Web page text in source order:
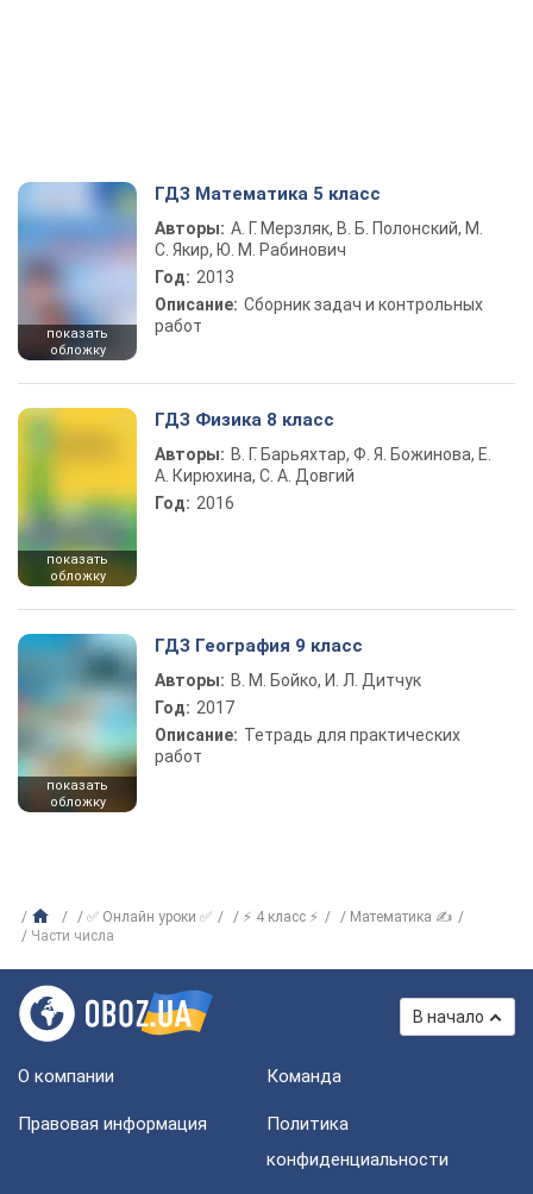
показать
обложку
ГДЗ Математика 5 класс
Авторы: А. Г. Мерзляк, В. Б. Полонский, М.
С. Якир, Ю. М. Рабинович
Год: 2013
Описание: Сборник задач и контрольных
работ
показать
обложку
ГДЗ Физика 8 класс
Авторы: В. Г. Барьяхтар, Ф. Я. Божинова, Е.
А. Кирюхина, С. А. Довгий
Год: 2016
показать
обложку
ГДЗ География 9 класс
Авторы: В. М. Бойко, И. Л. Дитчук
Год: 2017
Описание: Тетрадь для практических
работ
✅ Онлайн уроки ✅ ⚡ 4 класс ⚡
Математика ✍
Части числа
В начало
О компании Команда
Правовая информация
Политика
конфиденциальности